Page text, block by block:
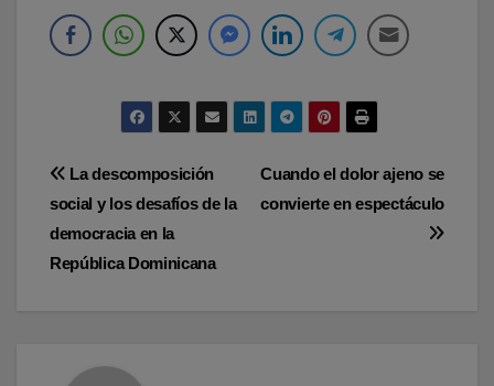
Navegación
de
entradas
Cuando el dolor ajeno se
convierte en espectáculo
La descomposición
social y los desafíos de la
democracia en la
República Dominicana